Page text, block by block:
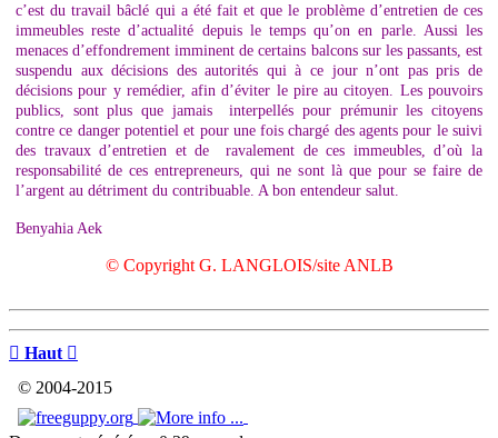
c’est du travail bâclé qui a été fait et que le problème d’entretien de ces
immeubles reste d’actualité depuis le temps qu’on en parle. Aussi les
menaces d’effondrement imminent de certains balcons sur les passants, est
suspendu aux décisions des autorités qui à ce jour n’ont pas pris de
décisions pour y remédier, afin d’éviter le pire au citoyen. Les pouvoirs
publics, sont plus que jamais interpellés pour prémunir les citoyens
contre ce danger potentiel et pour une fois chargé des agents pour le suivi
des travaux d’entretien et de ravalement de ces immeubles, d’où la
responsabilité de ces entrepreneurs, qui ne sont là que pour se faire de
l’argent au détriment du contribuable. A bon entendeur salut.
Benyahia Aek
© Copyright G. LANGLOIS/site ANLB
 Haut 
© 2004-2015